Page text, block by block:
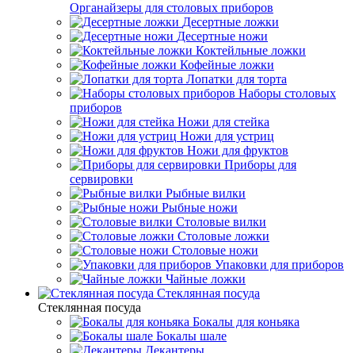
Органайзеры для столовых приборов
Десертные ложки
Десертные ножи
Коктейльные ложки
Кофейные ложки
Лопатки для торта
Наборы столовых
приборов
Ножи для стейка
Ножи для устриц
Ножи для фруктов
Приборы для
сервировки
Рыбные вилки
Рыбные ножи
Столовые вилки
Столовые ложки
Столовые ножи
Упаковки для приборов
Чайные ложки
Стеклянная посуда
Стеклянная посуда
Бокалы для коньяка
Бокалы шале
Декантеры